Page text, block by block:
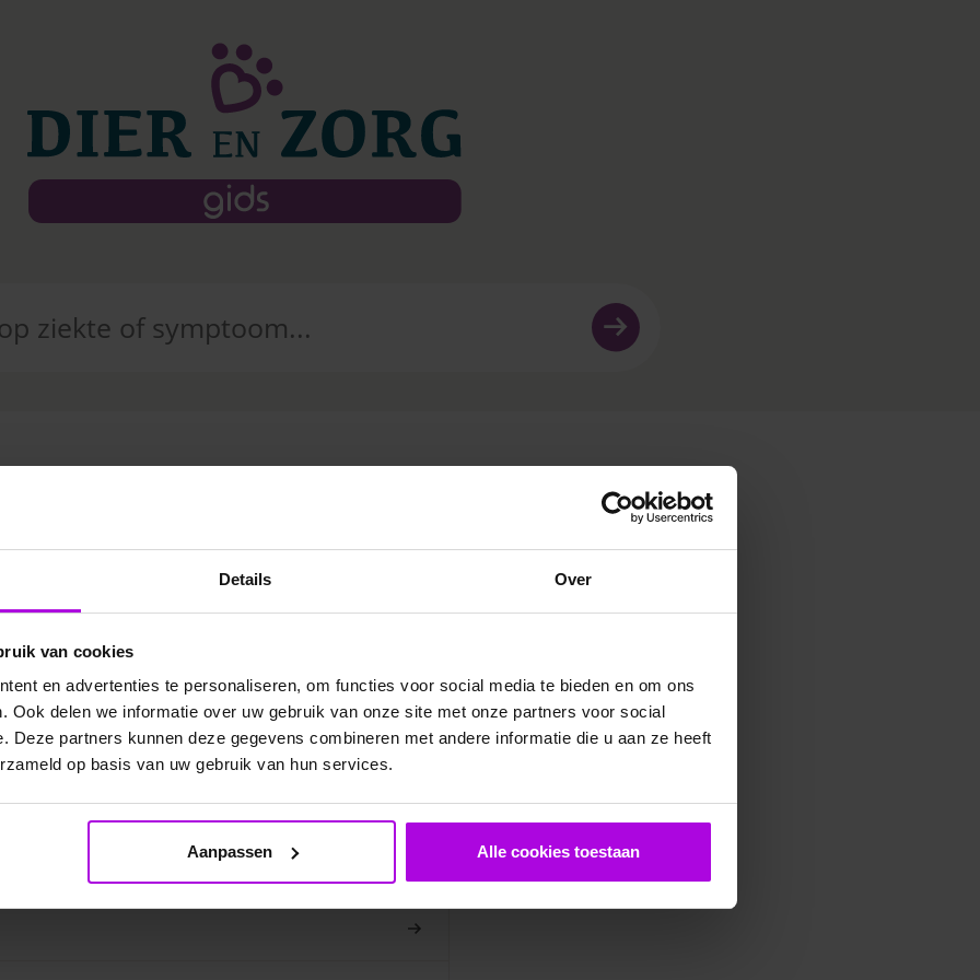
Details Over
van cookies
en advertenties te personaliseren, om functies voor social media te bieden en om ons
Ook delen we informatie over uw gebruik van onze site met onze partners voor social
Deze partners kunnen deze gegevens combineren met andere informatie die u aan ze heeft
op basis van uw gebruik van hun services.
Aanpassen Alle cookies toestaan
vragen